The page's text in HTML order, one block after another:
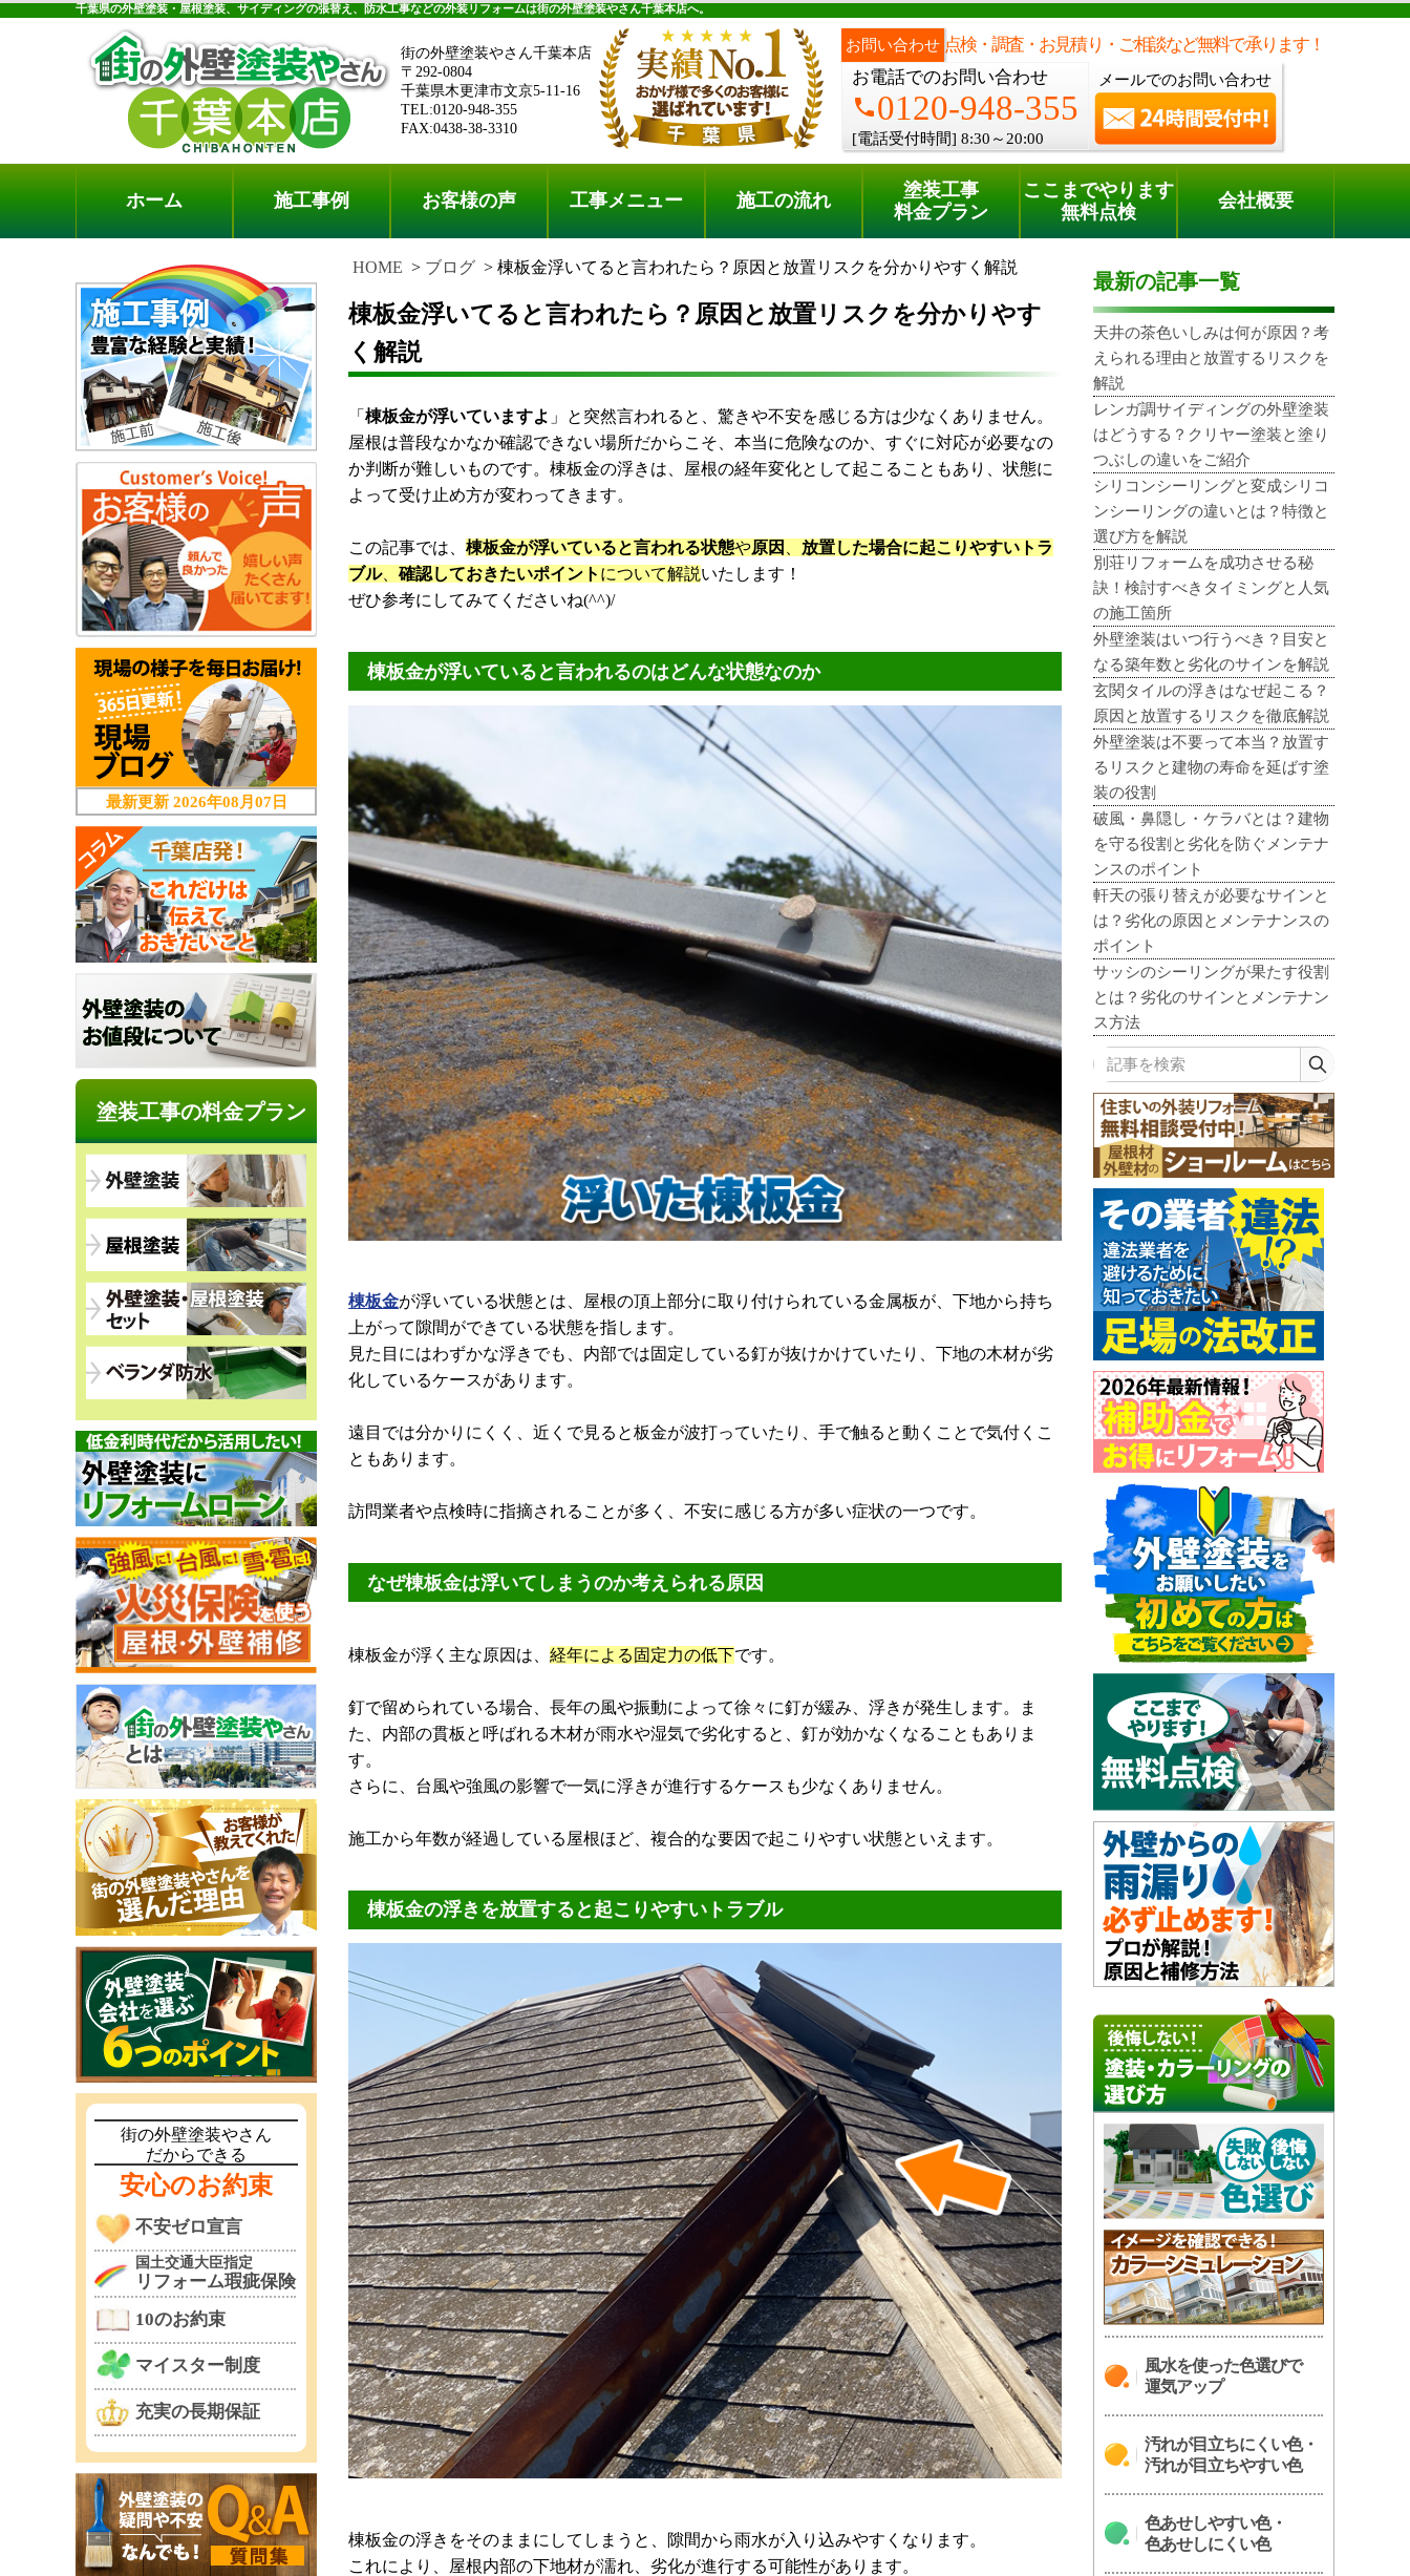
千葉県の外壁塗装・屋根塗装、サイディングの張替え、防水工事などの外装リフォームは街の外壁塗装やさん千葉本店へ。
街の外壁塗装やさん千葉本店
〒292-0804
千葉県木更津市文京5-11-16
TEL:0120-948-355
FAX:0438-38-3310
お問い合わせ 点検・調査・お見積り・ご相談など無料で承ります！
お電話でのお問い合わせ
phone0120-948-355
[電話受付時間] 8:30～20:00
メールでのお問い合わせ
料金プラン 無料点検
電話でのご相談 [8:30～20:00]
phone0120-948-355
ホーム 施工事例 お客様の声 工事メニュー 施工の流れ
塗装工事
料金プラン
ここまでやります
無料点検
会社概要
HOME ブログ 棟板金浮いてると言われたら？原因と放置リスクを分かりやすく解説
棟板金浮いてると言われたら？原因と放置リスクを分かりやす
く解説
「 棟板金が浮いていますよ 」と突然言われると、驚きや不安を感じる方は少なくありません。
屋根は普段なかなか確認できない場所だからこそ、本当に危険なのか、すぐに対応が必要なの
か判断が難しいものです。棟板金の浮きは、屋根の経年変化として起こることもあり、状態に
よって受け止め方が変わってきます。
この記事では、 棟板金が浮いていると言われる状態や原因 、 放置した場合に起こりやすいトラ
ブル、 確認しておきたいポイント について解説いたします！
ぜひ参考にしてみてくださいね(^^)/
棟板金が浮いていると言われるのはどんな状態なのか
棟板金が浮いている状態とは、屋根の頂上部分に取り付けられている金属板が、下地から持ち
上がって隙間ができている状態を指します。
見た目にはわずかな浮きでも、内部では固定している釘が抜けかけていたり、下地の木材が劣
化しているケースがあります。
遠目では分かりにくく、近くで見ると板金が波打っていたり、手で触ると動くことで気付くこ
ともあります。
訪問業者や点検時に指摘されることが多く、不安に感じる方が多い症状の一つです。
なぜ棟板金は浮いてしまうのか考えられる原因
棟板金が浮く主な原因は、 経年による固定力の低下です。
釘で留められている場合、長年の風や振動によって徐々に釘が緩み、浮きが発生します。ま
た、内部の貫板と呼ばれる木材が雨水や湿気で劣化すると、釘が効かなくなることもありま
す。
さらに、台風や強風の影響で一気に浮きが進行するケースも少なくありません。
施工から年数が経過している屋根ほど、複合的な要因で起こりやすい状態といえます。
棟板金の浮きを放置すると起こりやすいトラブル
棟板金の浮きをそのままにしてしまうと、隙間から雨水が入り込みやすくなります。
これにより、屋根内部の下地材が濡れ、劣化が進行する可能性があります。
最新の記事一覧
天井の茶色いしみは何が原因？考
えられる理由と放置するリスクを
解説
レンガ調サイディングの外壁塗装
はどうする？クリヤー塗装と塗り
つぶしの違いをご紹介
シリコンシーリングと変成シリコ
ンシーリングの違いとは？特徴と
選び方を解説
別荘リフォームを成功させる秘
訣！検討すべきタイミングと人気
の施工箇所
外壁塗装はいつ行うべき？目安と
なる築年数と劣化のサインを解説
玄関タイルの浮きはなぜ起こる？
原因と放置するリスクを徹底解説
外壁塗装は不要って本当？放置す
るリスクと建物の寿命を延ばす塗
装の役割
破風・鼻隠し・ケラバとは？建物
を守る役割と劣化を防ぐメンテナ
ンスのポイント
軒天の張り替えが必要なサインと
は？劣化の原因とメンテナンスの
ポイント
サッシのシーリングが果たす役割
とは？劣化のサインとメンテナン
ス方法
記事を検索
風水を使った色選びで
運気アップ
汚れが目立ちにくい色・
汚れが目立ちやすい色
色あせしやすい色・
色あせしにくい色
最新更新 2026年08月07日
塗装工事の料金プラン
街の外壁塗装やさん
だからできる
安心のお約束
不安ゼロ宣言
国土交通大臣指定
リフォーム瑕疵保険
10のお約束
マイスター制度
充実の長期保証